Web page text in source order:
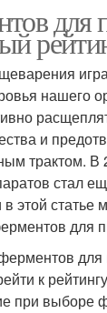
для
нашего
и
трактом. В
стал
этой статье
для
к
при выборе